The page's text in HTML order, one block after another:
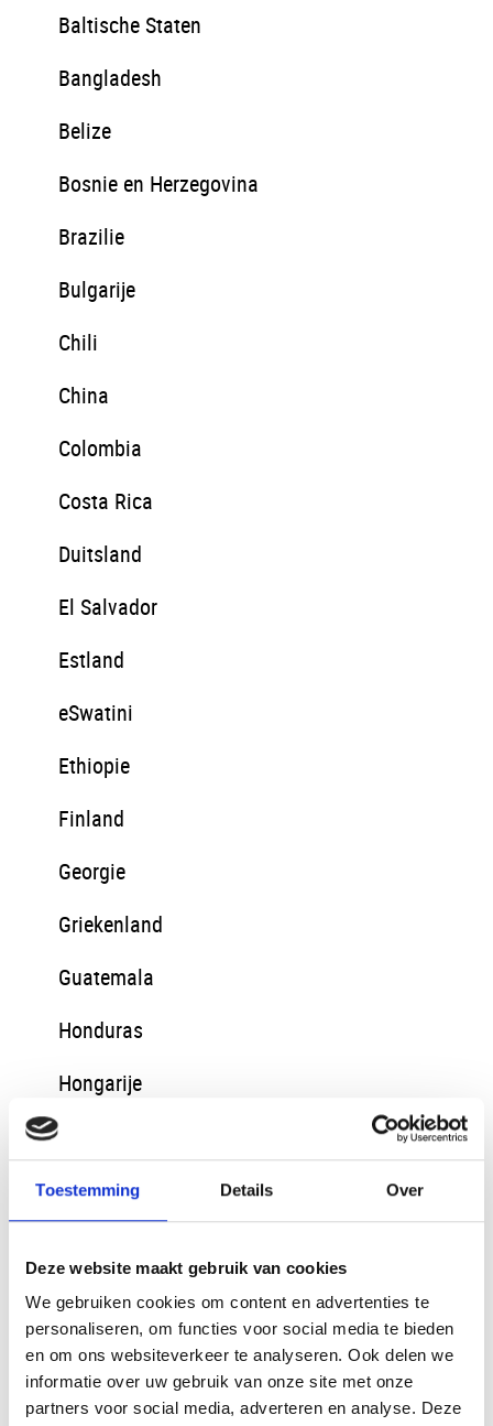
Toestemming Details Over
Deze website maakt gebruik van cookies
We gebruiken cookies om content en advertenties te
personaliseren, om functies voor social media te bieden
en om ons websiteverkeer te analyseren. Ook delen we
informatie over uw gebruik van onze site met onze
partners voor social media, adverteren en analyse. Deze
Baltische Staten
Bangladesh
Belize
Bosnie en Herzegovina
Brazilie
Bulgarije
Chili
China
Colombia
Costa Rica
Duitsland
El Salvador
Estland
eSwatini
Ethiopie
Finland
Georgie
Griekenland
Guatemala
Honduras
Hongarije
IJsland
India
Iran
Italie
Jordanië